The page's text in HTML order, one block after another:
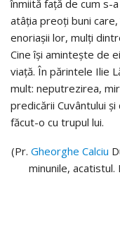
înmiită faţă de cum s-
atâţia preoţi buni
enoriaşii lor, mulţi
Cine îşi aminteşte de
viaţă. În părintele Ilie
mult: neputrezirea,
predicării Cuvântului
făcut-o cu trupul lui.
(Pr. Gheorghe Calciu
minunile,